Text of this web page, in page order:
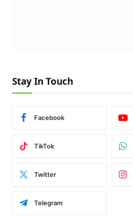
Stay In Touch
Facebook
TikTok
Twitter
Telegram